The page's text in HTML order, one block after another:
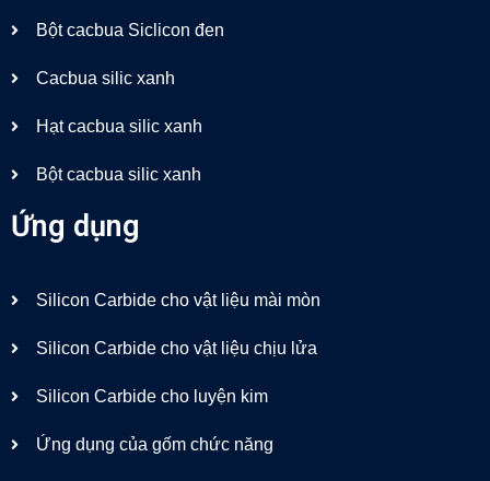
Bột cacbua Siclicon đen
Cacbua silic xanh
Hạt cacbua silic xanh
Bột cacbua silic xanh
Ứng dụng
Silicon Carbide cho vật liệu mài mòn
Silicon Carbide cho vật liệu chịu lửa
Silicon Carbide cho luyện kim
Ứng dụng của gốm chức năng